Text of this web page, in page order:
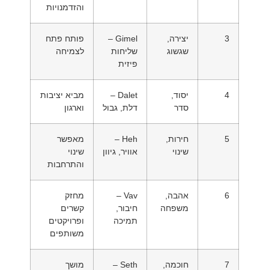
והזדמנויות
3
יצירה,
שגשוג
Gimel –
שליחות
פיזית
פותח פתח
לצמיחה
4
יסוד,
סדר
Dalet –
דלת, גבול
מביא יציבות
וארגון
5
חירות,
שינוי
Heh –
אוויר, גיוון
מאפשר
שינוי
והתרחבות
6
אהבה,
משפחה
Vav –
חיבור,
תמיכה
מחזק
קשרים
ופרויקטים
משותפים
7
חוכמה,
Seth –
מושך